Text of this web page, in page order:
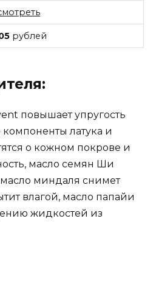
рублей
повышает упругость
латука и
о кожном покрове и
масло семян Ши
миндаля снимет
влагой, масло папайи
жидкостей из